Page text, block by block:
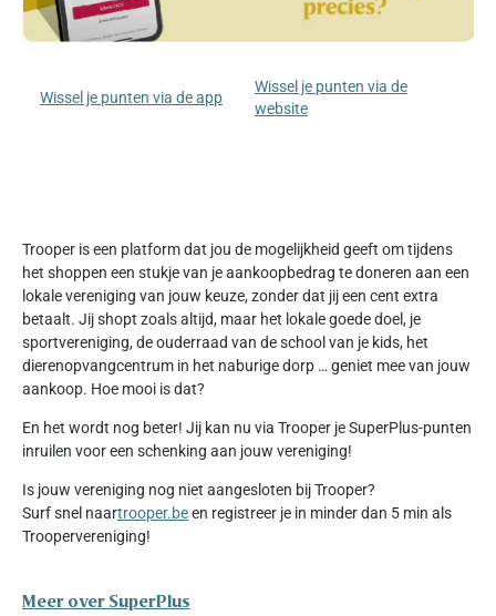
Wissel je punten via de app
Wissel je punten via de
website
Trooper is een platform dat jou de mogelijkheid geeft om tijdens
het shoppen een stukje van je aankoopbedrag te doneren aan een
lokale vereniging van jouw keuze, zonder dat jij een cent extra
betaalt. Jij shopt zoals altijd, maar het lokale goede doel, je
sportvereniging, de ouderraad van de school van je kids, het
dierenopvangcentrum in het naburige dorp … geniet mee van jouw
aankoop. Hoe mooi is dat?
En het wordt nog beter! Jij kan nu via Trooper je SuperPlus-punten
inruilen voor een schenking aan jouw vereniging!
Is jouw vereniging nog niet aangesloten bij Trooper?
Surf snel naartrooper.been registreer je in minder dan 5 min als
Troopervereniging!
Meer over SuperPlus